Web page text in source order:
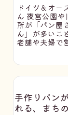
ドイツ＆オー
ん 夜宮公園
所が「パン屋
ん」が多いこ
老舗や夫婦で
手作りパン
れる、まち